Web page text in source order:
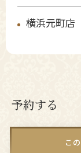
横浜元町店
予約する
こ